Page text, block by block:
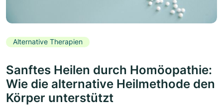
Alternative Therapien
Sanftes Heilen durch Homöopathie:
Wie die alternative Heilmethode den
Körper unterstützt